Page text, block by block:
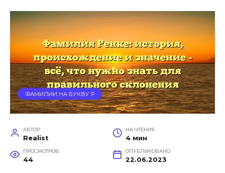
ФАМИЛИИ НА БУКВУ Р
АВТОР
Realist
НА ЧТЕНИЕ
4 мин
ПРОСМОТРОВ
44
ОПУБЛИКОВАНО
22.06.2023